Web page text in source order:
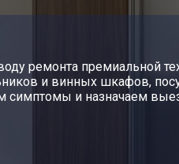
ремонта премиальной
и винных шкафов,
и назначаем